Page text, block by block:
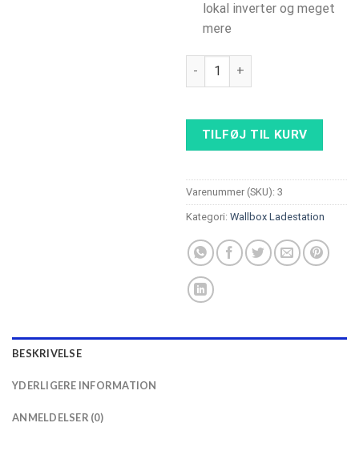
lokal inverter og meget
mere
ABB Terra AC 11 kW, Type 2
TILFØJ TIL KURV
Varenummer (SKU):3
Kategori:Wallbox Ladestation
BESKRIVELSE
YDERLIGERE INFORMATION
ANMELDELSER (0)